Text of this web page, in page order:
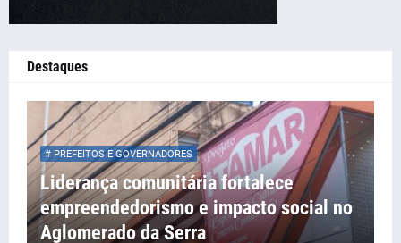
Destaques
# PREFEITOS E GOVERNADORES
Liderança comunitária fortalece
empreendedorismo e impacto social no
Aglomerado da Serra